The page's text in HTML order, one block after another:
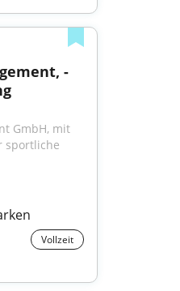
-
GmbH, mit
sportliche
Vollzeit